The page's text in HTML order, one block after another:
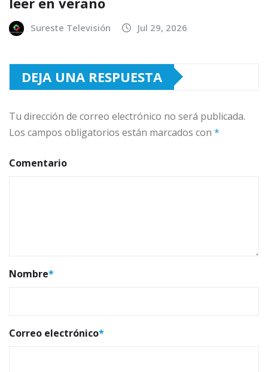
Sureste Televisión Jul 29, 2026
DEJA UNA RESPUESTA
Tu dirección de correo electrónico no será publicada.
Los campos obligatorios están marcados con *
Comentario
Nombre*
Correo electrónico*